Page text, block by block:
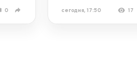
0 сегодня, 17:50 17